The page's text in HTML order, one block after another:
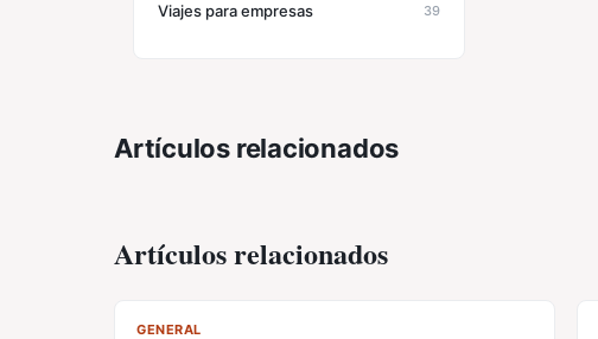
Viajes para empresas 39
Artículos relacionados
Artículos relacionados
GENERAL